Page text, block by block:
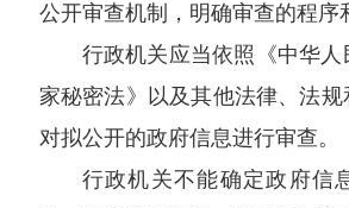
公开审查机制，明确审查的程序
行政机关应当依照《中华人
家秘密法》以及其他法律、法规
对拟公开的政府信息进行审查。
行政机关不能确定政府信